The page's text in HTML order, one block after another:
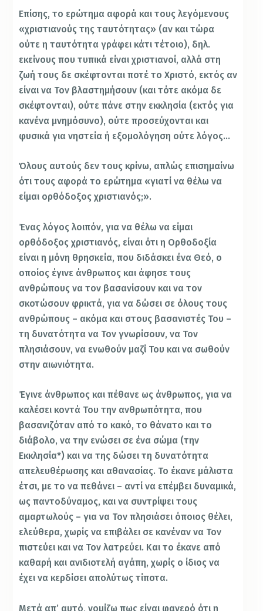
Επίσης, το ερώτημα αφορά και τους λεγόμενους
«χριστιανούς της ταυτότητας» (αν και τώρα
ούτε η ταυτότητα γράφει κάτι τέτοιο), δηλ.
εκείνους που τυπικά είναι χριστιανοί, αλλά στη
ζωή τους δε σκέφτονται ποτέ το Χριστό, εκτός αν
είναι να Τον βλαστημήσουν (και τότε ακόμα δε
σκέφτονται), ούτε πάνε στην εκκλησία (εκτός για
κανένα μνημόσυνο), ούτε προσεύχονται και
φυσικά για νηστεία ή εξομολόγηση ούτε λόγος…
Όλους αυτούς δεν τους κρίνω, απλώς επισημαίνω
ότι τους αφορά το ερώτημα «γιατί να θέλω να
είμαι ορθόδοξος χριστιανός;».
Ένας λόγος λοιπόν, για να θέλω να είμαι
ορθόδοξος χριστιανός, είναι ότι η Ορθοδοξία
είναι η μόνη θρησκεία, που διδάσκει ένα Θεό, ο
οποίος έγινε άνθρωπος και άφησε τους
ανθρώπους να τον βασανίσουν και να τον
σκοτώσουν φρικτά, για να δώσει σε όλους τους
ανθρώπους – ακόμα και στους βασανιστές Του –
τη δυνατότητα να Τον γνωρίσουν, να Τον
πλησιάσουν, να ενωθούν μαζί Του και να σωθούν
στην αιωνιότητα.
Έγινε άνθρωπος και πέθανε ως άνθρωπος, για να
καλέσει κοντά Του την ανθρωπότητα, που
βασανιζόταν από το κακό, το θάνατο και το
διάβολο, να την ενώσει σε ένα σώμα (την
Εκκλησία*) και να της δώσει τη δυνατότητα
απελευθέρωσης και αθανασίας. Το έκανε μάλιστα
έτσι, με το να πεθάνει – αντί να επέμβει δυναμικά,
ως παντοδύναμος, και να συντρίψει τους
αμαρτωλούς – για να Τον πλησιάσει όποιος θέλει,
ελεύθερα, χωρίς να επιβάλει σε κανέναν να Τον
πιστεύει και να Τον λατρεύει. Και το έκανε από
καθαρή και ανιδιοτελή αγάπη, χωρίς ο ίδιος να
έχει να κερδίσει απολύτως τίποτα.
Μετά απ’ αυτό, νομίζω πως είναι φανερό ότι η